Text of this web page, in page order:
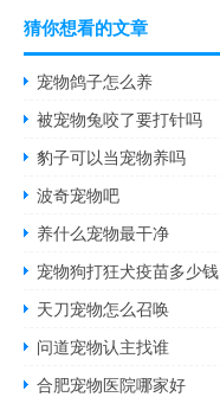
猜你想看的文章
宠物鸽子怎么养
被宠物兔咬了要打针吗
豹子可以当宠物养吗
波奇宠物吧
养什么宠物最干净
宠物狗打狂犬疫苗多少钱
天刀宠物怎么召唤
问道宠物认主找谁
合肥宠物医院哪家好